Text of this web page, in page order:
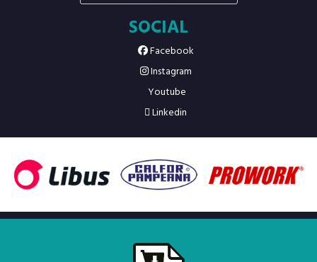
SOCIAL
Facebook
Instagram
Youtube
Linkedin